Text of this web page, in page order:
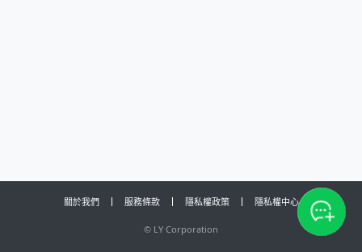
關於我們 服務條款 隱私權政策 隱私權中心
© LY Corporation